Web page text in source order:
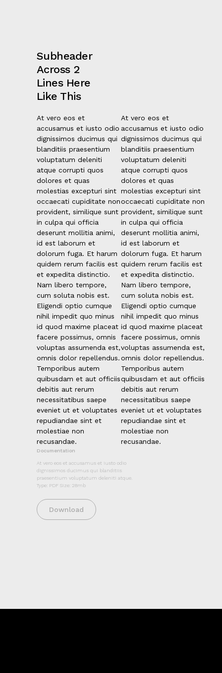
Subheader
Across 2
Lines Here
Like This
At vero eos et
accusamus et iusto odio
dignissimos ducimus qui
blanditiis praesentium
voluptatum deleniti
atque corrupti quos
dolores et quas
molestias excepturi sint
occaecati cupiditate non
provident, similique sunt
in culpa qui officia
deserunt mollitia animi,
id est laborum et
dolorum fuga. Et harum
quidem rerum facilis est
et expedita distinctio.
Nam libero tempore,
cum soluta nobis est.
Eligendi optio cumque
nihil impedit quo minus
id quod maxime placeat
facere possimus, omnis
voluptas assumenda est,
omnis dolor repellendus.
Temporibus autem
quibusdam et aut officiis
debitis aut rerum
necessitatibus saepe
eveniet ut et voluptates
repudiandae sint et
molestiae non
recusandae.
At vero eos et
accusamus et iusto odio
dignissimos ducimus qui
blanditiis praesentium
voluptatum deleniti
atque corrupti quos
dolores et quas
molestias excepturi sint
occaecati cupiditate non
provident, similique sunt
in culpa qui officia
deserunt mollitia animi,
id est laborum et
dolorum fuga. Et harum
quidem rerum facilis est
et expedita distinctio.
Nam libero tempore,
cum soluta nobis est.
Eligendi optio cumque
nihil impedit quo minus
id quod maxime placeat
facere possimus, omnis
voluptas assumenda est,
omnis dolor repellendus.
Temporibus autem
quibusdam et aut officiis
debitis aut rerum
necessitatibus saepe
eveniet ut et voluptates
repudiandae sint et
molestiae non
recusandae.
Documentation
At vero eos et accusamus et iusto odio
dignissimos ducimus qui blanditiis
praesentium voluptatum deleniti atque.
Type: PDF Size: 28mb
Download